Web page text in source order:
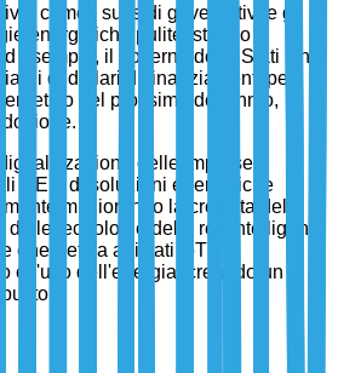
come i sussidi governativi e gli
energetiche pulite, stanno
esempio, il governo degli Stati Uniti
di dollari di finanziamenti per
nel prossimo decennio,
delle imprese e
OEM di soluzioni energetiche
migliorando la crescita del
delle tecnologie delle reti intelligenti
energetica abilitati IoT sta
e l'uso dell'energia, creando un